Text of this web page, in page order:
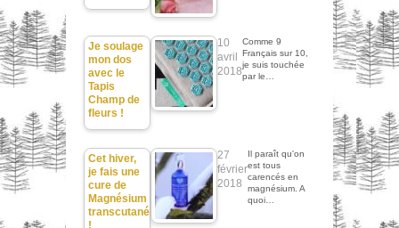
Je soulage
mon dos
avec le
Tapis
Champ de
fleurs !
10
avril
2018
Comme 9
Français sur 10,
je suis touchée
par le…
Cet hiver,
je fais une
cure de
Magnésium
transcutané
!
27
février
2018
Il paraît qu'on
est tous
carencés en
magnésium. A
quoi…